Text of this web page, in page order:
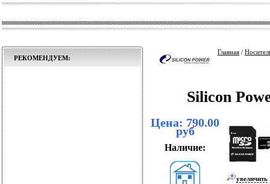
РЕКОМЕНДУЕМ:
Главная /
Silicon
Цена: 790.00
руб
Наличие:
увеличить